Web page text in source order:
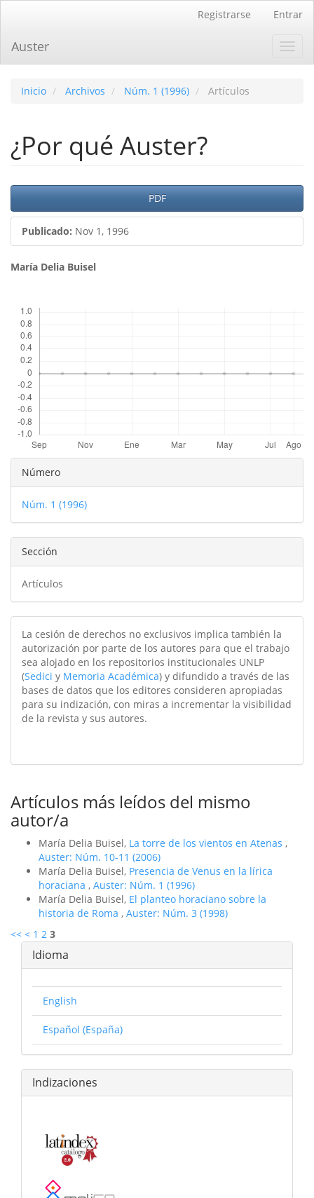
principal
Barra
Registrarse Entrar
Auster
Inicio Archivos Núm. 1 (1996) Artículos
¿Por qué Auster?
Barra
lateral
del
artículo
PDF
Publicado: Nov 1, 1996
Contenido
del
artículo
María Delia Buisel
Detalles
del
artículo
Número
Núm. 1 (1996)
Sección
Artículos
La cesión de derechos no exclusivos implica también la
autorización por parte de los autores para que el trabajo
sea alojado en los repositorios institucionales UNLP
(Sedici y Memoria Académica) y difundido a través de las
bases de datos que los editores consideren apropiadas
para su indización, con miras a incrementar la visibilidad
de la revista y sus autores.
Artículos más leídos del mismo
autor/a
María Delia Buisel, La torre de los vientos en Atenas ,
Auster: Núm. 10-11 (2006)
María Delia Buisel, Presencia de Venus en la lí­rica
horaciana , Auster: Núm. 1 (1996)
María Delia Buisel, El planteo horaciano sobre la
historia de Roma , Auster: Núm. 3 (1998)
<< < 1 2 3
Idioma
English
Español (España)
Indizaciones